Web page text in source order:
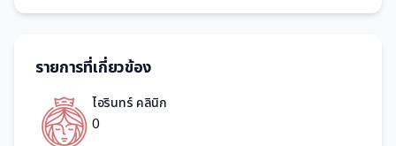
รายการที่เกี่ยวข้อง
ไอรินทร์ คลินิก
0